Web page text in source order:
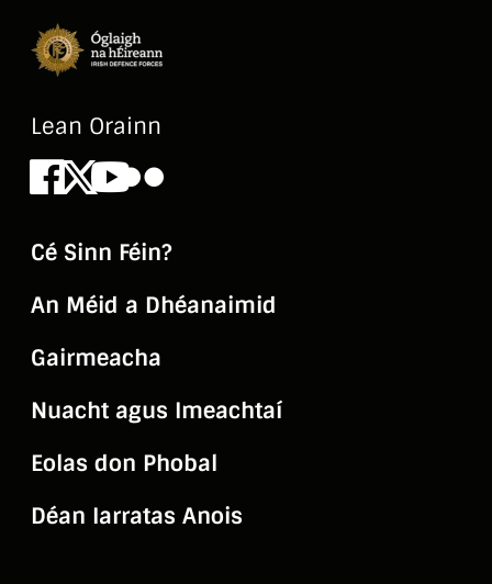
Lean Orainn
Facebook
X Youtube
Flickr
Cé Sinn Féin?
An Méid a Dhéanaimid
Gairmeacha
Nuacht agus Imeachtaí
Eolas don Phobal
Déan Iarratas Anois